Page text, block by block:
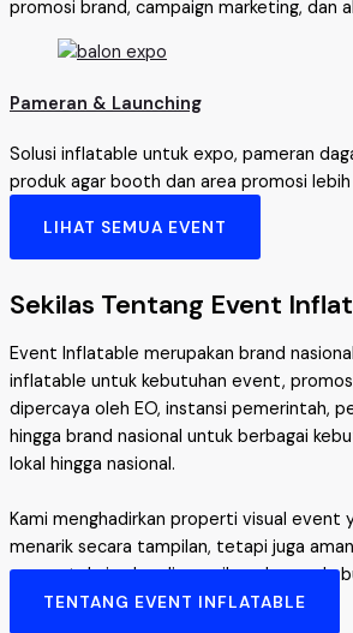
promosi brand, campaign marketing, dan
Pameran & Launching
Solusi inflatable untuk expo, pameran
produk agar booth dan area promosi
LIHAT SEMUA EVENT
Sekilas Tentang Event
Event Inflatable merupakan brand
inflatable untuk kebutuhan event,
dipercaya oleh EO, instansi pemerintah,
hingga brand nasional untuk berbagai
lokal hingga nasional.
Kami menghadirkan properti visual event
menarik secara tampilan, tetapi juga
secara teknis, dan disesuaikan dengan
TENTANG EVENT INFLATABLE